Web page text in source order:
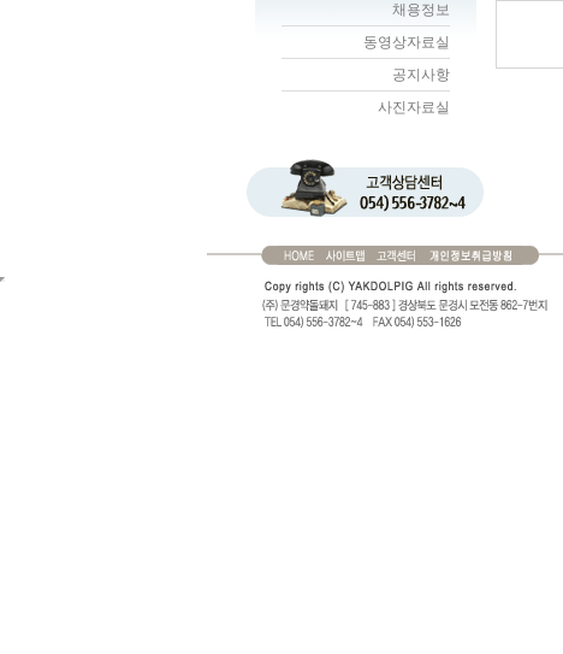
채용정보
동영상자료실
공지사항
사진자료실